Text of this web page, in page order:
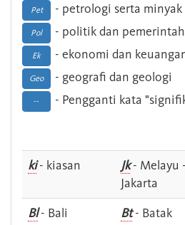
Pet - petrologi serta minyak
Pol - politik dan
Ek - ekonomi dan
Geo - geografi dan geologi
-- - Pengganti kata
ki- kiasan Jk- Melayu -
Jakarta
Bl- Bali Bt- Batak